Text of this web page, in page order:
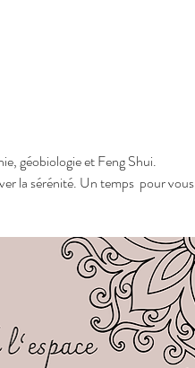
géobiologie et Feng Shui.
la sérénité. Un temps  pour vous